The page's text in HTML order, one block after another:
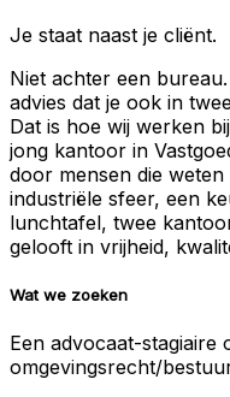
Je staat naast je cliënt.
Niet achter een
advies dat je ook in
Dat is hoe wij werken
jong kantoor in
door mensen die
industriële sfeer, een
lunchtafel, twee
gelooft in vrijheid,
Wat we zoeken
Een advocaat-stagiaire
omgevingsrecht/